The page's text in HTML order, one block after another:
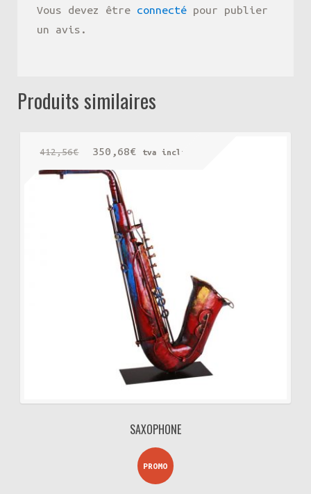
Vous devez être connecté pour publier
un avis.
Produits similaires
SAXOPHONE
PROMO
412,56€
Le
prix
initial
était :
412,56€.
350,68€ Le
350,68€.
tva incluse